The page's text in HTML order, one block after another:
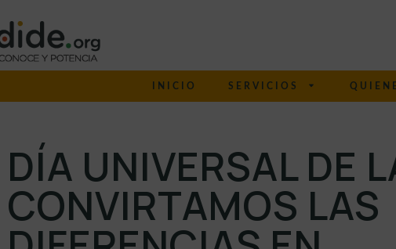
INICIO SERVICIOS
DÍA UNIVERSAL DE
CONVIRTAMOS LAS